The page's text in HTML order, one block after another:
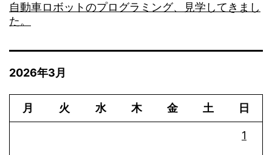
自動車ロボットのプログラミング、見学してきまし
た。
2026年3月
月 火 水 木 金 土 日
1